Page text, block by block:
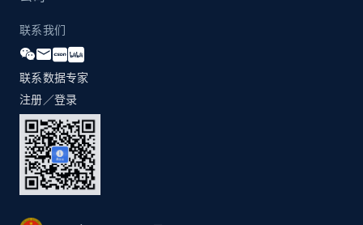
联系我们
联系数据专家
注册／登录